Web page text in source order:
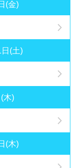
(金)
(土)
木)
(木)